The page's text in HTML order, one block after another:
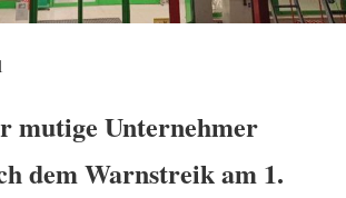
mutige Unternehmer
dem Warnstreik am 1.